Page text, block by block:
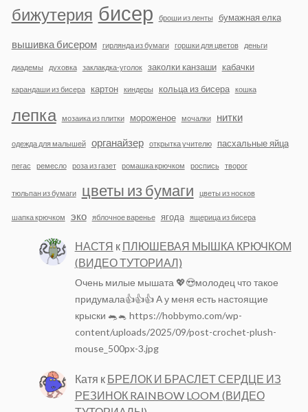
бижутерия бисер броши из ленты бумажная елка
вышивка бисером гирлянда из бумаги горшки для цветов деньги
диадемы духовка заклакдка-уголок заколки канзаши кабачки
карандаши из бисера картон киндеры кольца из бисера кошка
лепка мозаика из плитки мороженое мочалки нитки
одежда для малышей органайзер открытка учителю пасхальные яйца
пегас ремесло роза из газет ромашка крючком роспись творог
тюльпан из бумаги цветы из бумаги цветы из носков
шапка крючком эко яблочное варенье ягода ящерица из бисера
НАСТЯ к ПЛЮШЕВАЯ МЫШКА КРЮЧКОМ
(ВИДЕО ТУТОРИАЛ)
Очень милые мышата 💖😍молодец что такое
придумала👍👍👍 А у меня есть настоящие
крыски 🐀🐁 https://hobbymo.com/wp-
content/uploads/2025/09/post-crochet-plush-
mouse_500px-3.jpg
Катя к БРЕЛОК И БРАСЛЕТ СЕРДЦЕ ИЗ
РЕЗИНОК RAINBOW LOOM (ВИДЕО